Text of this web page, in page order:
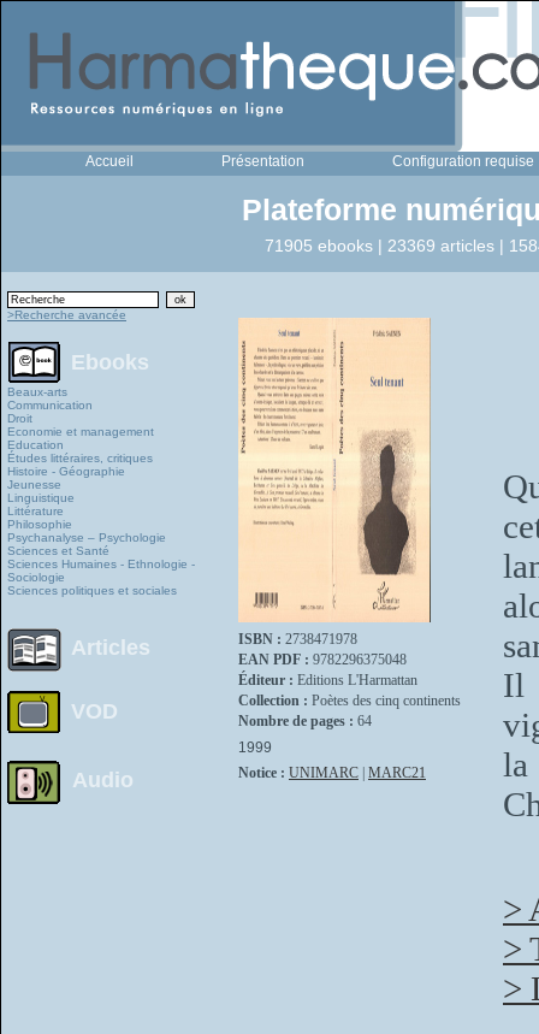
Accueil Présentation Configuration requise
Plateforme
71905 ebooks | 23369 articles |
>Recherche avancée
Ebooks
Beaux-arts
Communication
Droit
Economie et management
Education
Études littéraires, critiques
Histoire - Géographie
Jeunesse
Linguistique
Littérature
Philosophie
Psychanalyse – Psychologie
Sciences et Santé
Sciences Humaines - Ethnologie -
Sociologie
Sciences politiques et sociales
Articles
VOD
Audio
ISBN : 2738471978
EAN PDF : 9782296375048
Éditeur : Editions L'Harmattan
Collection : Poètes des cinq continents
Nombre de pages : 64
1999
Notice : UNIMARC MARC21
Il
la
>
>
>